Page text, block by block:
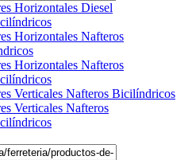
Horizontales Diesel
Horizontales Nafteros
Horizontales Nafteros
Verticales Nafteros Bicilíndricos
Verticales Nafteros